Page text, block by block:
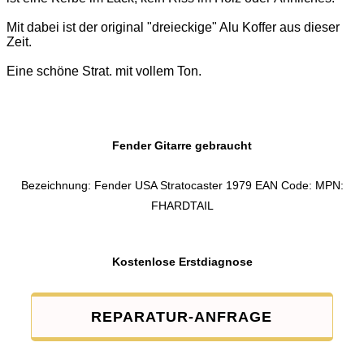
Mit dabei ist der original "dreieckige" Alu Koffer aus dieser
Zeit.
Eine schöne Strat. mit vollem Ton.
Fender Gitarre gebraucht
Bezeichnung: Fender USA Stratocaster 1979 EAN Code: MPN:
FHARDTAIL
Kostenlose Erstdiagnose
REPARATUR-ANFRAGE